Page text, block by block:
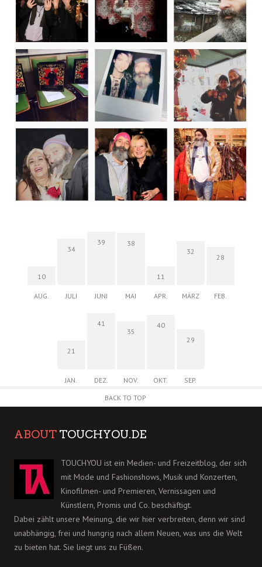
10
AUG.
34
JULI
39
JUNI
38
MAI
11
APR.
32
MÄRZ
28
FEB.
21
JAN.
41
DEZ.
35
NOV.
40
OKT.
29
SEP.
BACK TO TOP
ABOUT TOUCHYOU.DE
TOUCHYOU ist ein Medien- und Freizeitblog, der sich
mit Mode und Fashionshows, Musik und Konzerten,
Kinofilmen- und Premieren, Vernissagen und
Künstlern, Promis und Co. beschäftigt.
Dabei zählt unsere Meinung, die wir hier verbreiten, denn wir sind
unabhängig, frei und hungrig nach allem Neuen, was uns die Welt
zu bieten hat. Sie liegt uns zu Füßen.